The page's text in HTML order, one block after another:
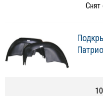
Снят